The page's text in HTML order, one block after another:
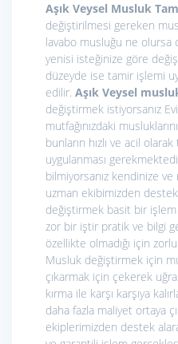
Aşık Veysel Musluk
değiştirilmesi gereken
lavabo musluğu ne olursa
yenisi isteğinize göre
düzeyde ise tamir işlemi
edilir. Aşık Veysel
değiştirmek istiyorsanız
mutfağınızdaki
bunların hızlı ve acil
uygulanması
bilmiyorsanız kendinize
uzman ekibimizden
değiştirmek basit bir
zor bir iştir pratik ve bilgi
özellikte olmadığı için
Musluk değiştirmek için
çıkarmak için çekerek
kırma ile karşı karşıya
daha fazla maliyet ortaya
ekiplerimizden destek